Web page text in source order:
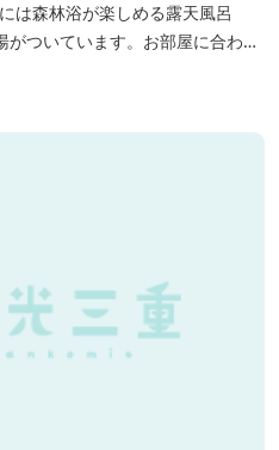
は森林浴が楽しめる露天風呂
ついています。お部屋に合わせ